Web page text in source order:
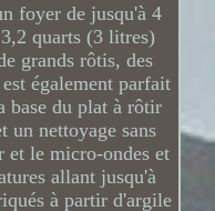
foyer de jusqu'à 4
quarts (3 litres)
grands rôtis, des
également parfait
base du plat à rôtir
un nettoyage sans
le micro-ondes et
allant jusqu'à
à partir d'argile